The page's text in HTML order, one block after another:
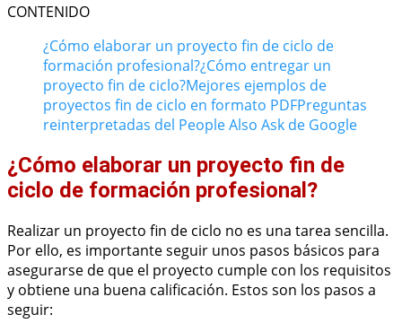
CONTENIDO
¿Cómo elaborar un proyecto fin de ciclo de
formación profesional?¿Cómo entregar un
proyecto fin de ciclo?Mejores ejemplos de
proyectos fin de ciclo en formato PDFPreguntas
reinterpretadas del People Also Ask de Google
¿Cómo elaborar un proyecto fin de
ciclo de formación profesional?
Realizar un proyecto fin de ciclo no es una tarea sencilla.
Por ello, es importante seguir unos pasos básicos para
asegurarse de que el proyecto cumple con los requisitos
y obtiene una buena calificación. Estos son los pasos a
seguir: